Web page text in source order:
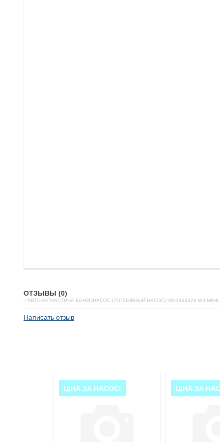
ОТЗЫВЫ (0)
✅АВТОЗАПЧАСТИНА БЕНЗОНАСОС (ТОПЛИВНЫЙ НАСОС) WG1444428
Написать отзыв
ЦІНА ЗА НАСОС! ЦІНА ЗА